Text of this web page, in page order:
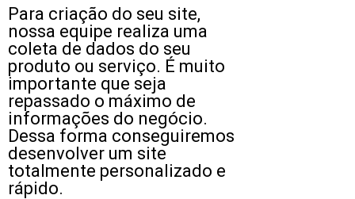
Para criação do seu site,
nossa equipe realiza uma
coleta de dados do seu
produto ou serviço. É muito
importante que seja
repassado o máximo de
informações do negócio.
Dessa forma conseguiremos
desenvolver um site
totalmente personalizado e
rápido.